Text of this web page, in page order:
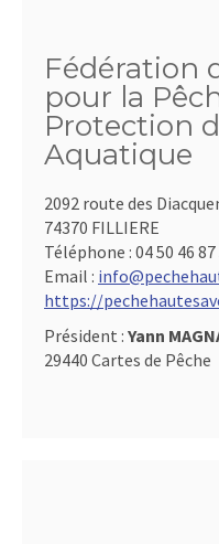
Fédération
pour la
Protection
Aquatique
2092 route des
74370 FILLIERE
Téléphone : 04 50 46 87
Email :
https://
Président : Yann
29440 Cartes de Pêche